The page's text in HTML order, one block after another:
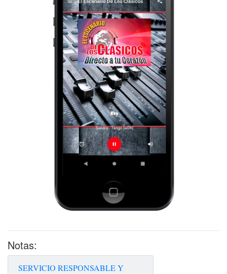
Notas:
SERVICIO RESPONSABLE Y